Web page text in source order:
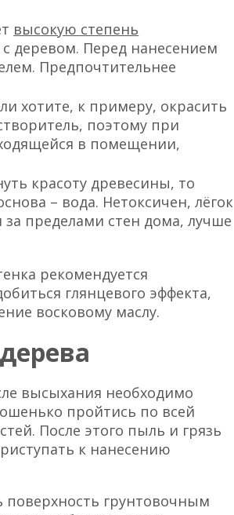
высокую степень
деревом. Перед нанесением
Предпочтительнее
хотите, к примеру, окрасить
поэтому при
в помещении,
красоту древесины, то
– вода. Нетоксичен, лёгок
пределами стен дома, лучше
рекомендуется
глянцевого эффекта,
восковому маслу.
высыхания необходимо
пройтись по всей
После этого пыль и грязь
к нанесению
поверхность грунтовочным